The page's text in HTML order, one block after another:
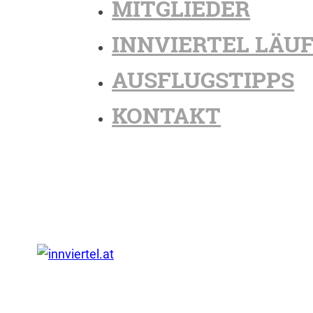
MITGLIEDER
INNVIERTEL
AUSFLUGSTIPPS
KONTAKT